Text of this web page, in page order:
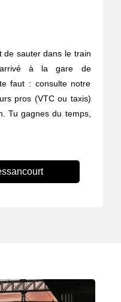
de sauter dans le train
à la gare de
faut : consulte notre
pros (VTC ou taxis)
Tu gagnes du temps,